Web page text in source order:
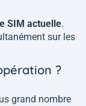
SIM actuelle.
sur les
?
grand nombre